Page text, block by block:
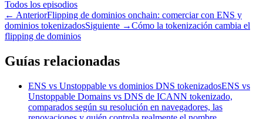
Todos los episodios
← AnteriorFlipping de dominios onchain: comerciar con ENS y
dominios tokenizadosSiguiente →Cómo la tokenización cambia el
flipping de dominios
Guías relacionadas
ENS vs Unstoppable vs dominios DNS tokenizadosENS vs
Unstoppable Domains vs DNS de ICANN tokenizado,
comparados según su resolución en navegadores, las